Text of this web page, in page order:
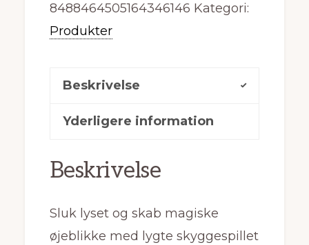
8488464505164346146 Kategori:
Produkter
Beskrivelse
Yderligere information
Beskrivelse
Sluk lyset og skab magiske
øjeblikke med lygte skyggespillet